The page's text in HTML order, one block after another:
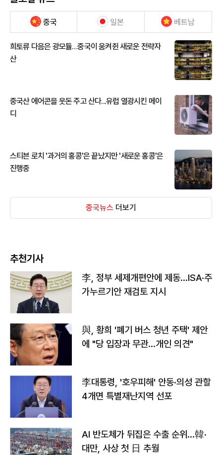
중국 일본 베트남
희토류 다음은 광모듈…중국이 움켜쥔 새로운 전략자
산
중국산 에어콘을 웃돈 주고 산다...유럽 열광시킨 메이
디
스티븐 로치 '과거의 홍콩'은 끝났지만 '새로운 홍콩'은
진행중
중국뉴스 더보기
추천기사
李, 정부 세제개편안에 제동…ISA·주
가누르기안 재검토 지시
與, 황희 '폐기 버스 청년 주택' 제안
에 "당 입장과 무관…개인 의견"
李대통령, '호우피해' 안동·의성 관할
4개면 특별재난지역 선포
AI 반도체가 뒤집은 수출 순위…韓·
대만, 사상 첫 日 추월